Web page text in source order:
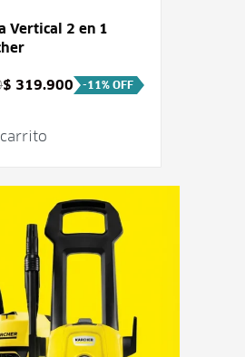
Vertical 2 en 1
$ 319.900 -11% OFF